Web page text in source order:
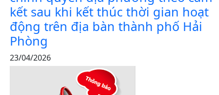
kết sau khi kết thúc thời gian hoạt
động trên địa bàn thành phố Hải
Phòng
23/04/2026